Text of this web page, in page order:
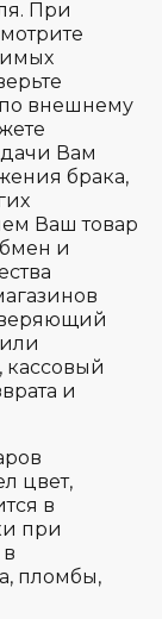
При
внешнему
Вам
брака,
Ваш товар
и
кассовый
и
цвет,
в
при
пломбы,